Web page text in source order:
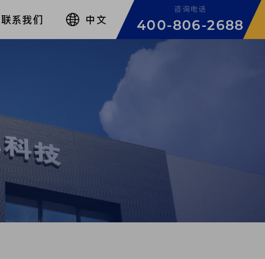
联系我们 中文
咨询电话
400-806-2688